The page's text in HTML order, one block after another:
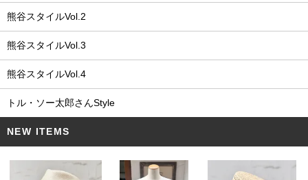
熊谷スタイルVol.2
熊谷スタイルVol.3
熊谷スタイルVol.4
トル・ソー太郎さんStyle
NEW ITEMS